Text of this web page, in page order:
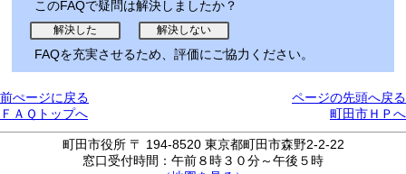
このFAQで疑問は解決しましたか？
FAQを充実させるため、評価にご協力ください。
前ぺージに戻る
ページの先頭へ戻る
ＦＡＱトップへ
町田市ＨＰへ
町田市役所 〒 194-8520 東京都町田市森野2-2-22
窓口受付時間：午前８時３０分～午後５時